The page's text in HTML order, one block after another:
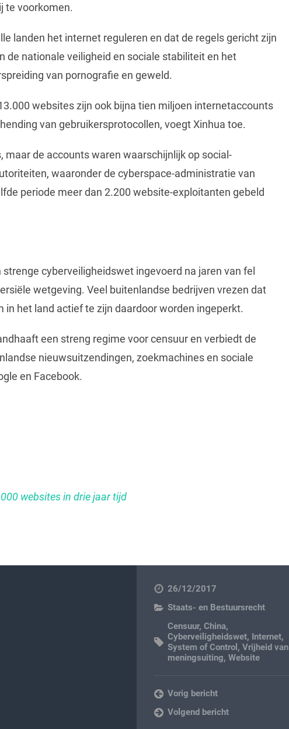
te voorkomen.
landen het internet reguleren en dat de regels gericht zijn
de nationale veiligheid en sociale stabiliteit en het
van pornografie en geweld.
websites zijn ook bijna tien miljoen internetaccounts
van gebruikersprotocollen, voegt Xinhua toe.
maar de accounts waren waarschijnlijk op social-
waaronder de cyberspace-administratie van
periode meer dan 2.200 website-exploitanten gebeld
cyberveiligheidswet ingevoerd na jaren van fel
wetgeving. Veel buitenlandse bedrijven vrezen dat
in het land actief te zijn daardoor worden ingeperkt.
een streng regime voor censuur en verbiedt de
nieuwsuitzendingen, zoekmachines en sociale
en Facebook.
websites in drie jaar tijd
26/12/2017
Staats- en Bestuursrecht
Censuur,China,
Cyberveiligheidswet, Internet,
System of Control ,Vrijheid van
meningsuiting,Website
Vorig bericht
Volgend bericht